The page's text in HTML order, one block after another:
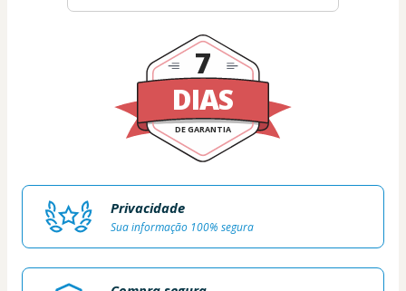
DIAS
DE GARANTIA
7
Privacidade
Sua informação 100% segura